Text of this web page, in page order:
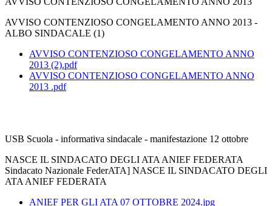
AVVISO CONTENZIOSO CONGELAMENTO ANNO 2013 -
ALBO SINDACALE (1)
AVVISO CONTENZIOSO CONGELAMENTO ANNO
2013 (2).pdf
AVVISO CONTENZIOSO CONGELAMENTO ANNO
2013 .pdf
USB Scuola - informativa sindacale - manifestazione 12 ottobre
NASCE IL SINDACATO DEGLI ATA ANIEF FEDERATA
Sindacato Nazionale FederATA] NASCE IL SINDACATO DEGLI
ATA ANIEF FEDERATA
ANIEF PER GLI ATA 07 OTTOBRE 2024.jpg